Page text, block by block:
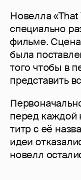
Новелла
специально
фильме.
была
того чтобы в
представить
перед каждой
титр с её
идеи
новелл